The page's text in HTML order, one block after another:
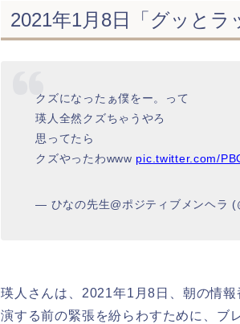
2021年1月8日「グッと
クズになったぁ僕をー。って
瑛人全然クズちゃうやろ
思ってたら
クズやったわwww pic.twitter.com/
— ひなの先生@ポジティブメンヘラ
瑛人さんは、2021年1月8日、朝の情
演する前の緊張を紛らわすために、ブ